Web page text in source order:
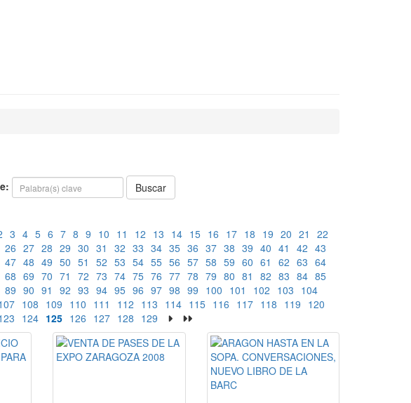
Buscar
3 4 5 6 7 8 9 10 11 12 13 14 15 16 17 18 19 20 21
22
26 27 28 29 30 31 32 33 34 35 36 37 38 39 40 41 42 43
47 48 49 50 51 52 53 54 55 56 57 58 59 60 61 62 63 64
68 69 70 71 72 73 74 75 76 77 78 79 80 81 82 83 84 85
89 90 91 92 93 94 95 96 97 98 99 100 101 102 103 104
108 109 110 111 112 113 114 115 116 117 118 119 120
124 125 126 127 128 129